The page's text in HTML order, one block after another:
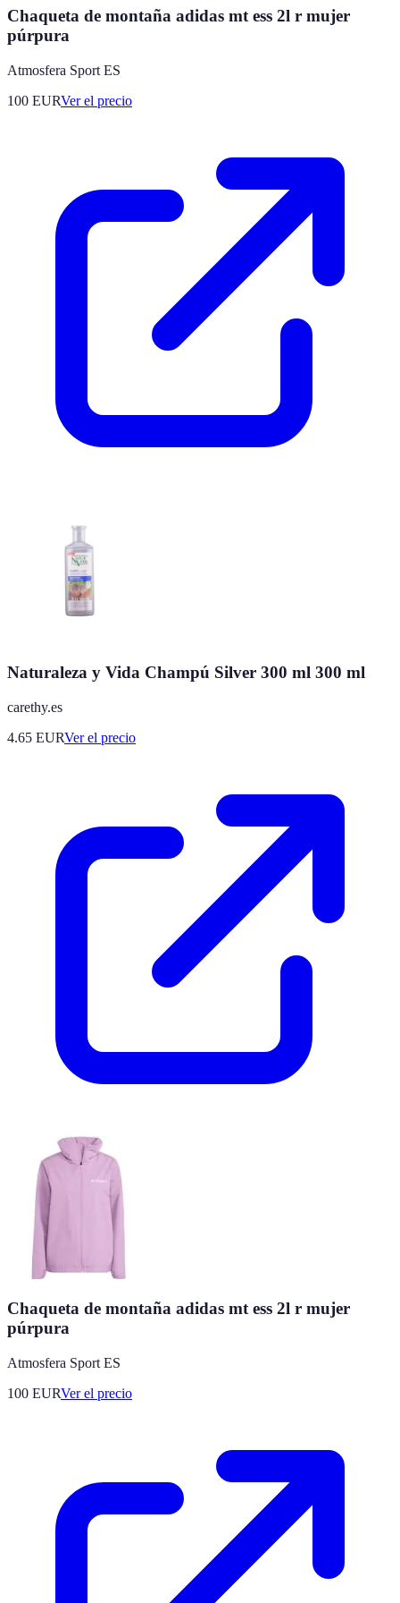
Chaqueta de montaña adidas mt ess 2l r mujer
púrpura
Atmosfera Sport ES
100 EURVer el precio
Naturaleza y Vida Champú Silver 300 ml 300 ml
carethy.es
4.65 EURVer el precio
Chaqueta de montaña adidas mt ess 2l r mujer
púrpura
Atmosfera Sport ES
100 EURVer el precio